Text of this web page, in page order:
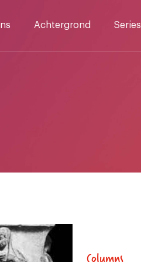
Achtergrond Series
Columns